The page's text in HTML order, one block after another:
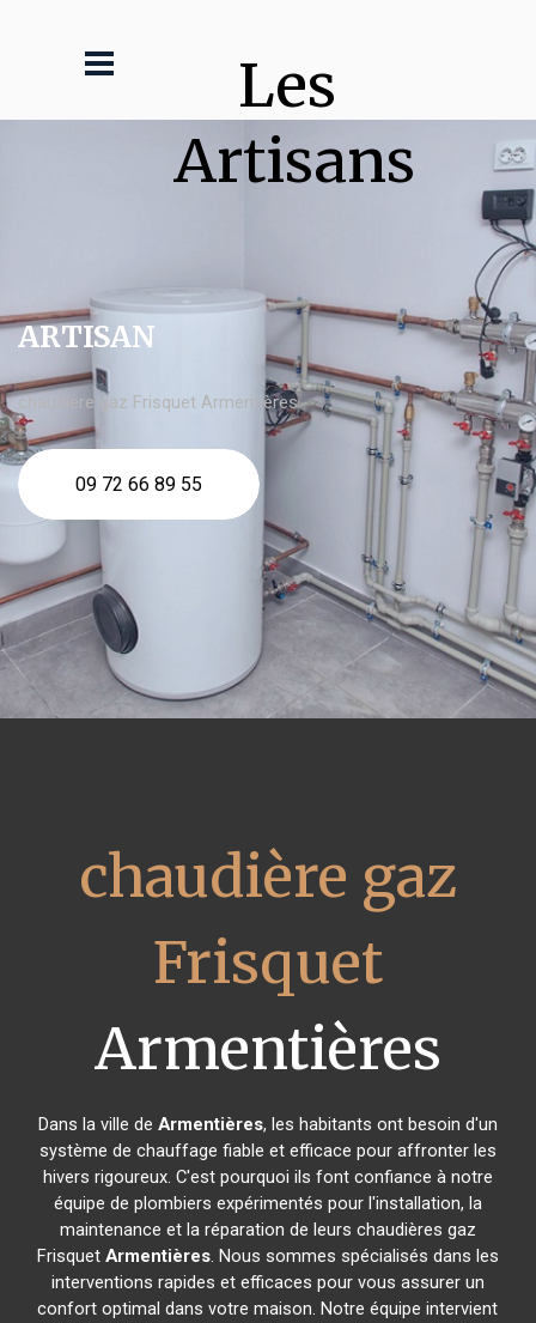
Les
Artisans
ARTISAN
chaudière gaz Frisquet Armentières
09 72 66 89 55
chaudière gaz
Frisquet
Armentières
Dans la ville de Armentières, les habitants ont besoin d'un
système de chauffage fiable et efficace pour affronter les
hivers rigoureux. C'est pourquoi ils font confiance à notre
équipe de plombiers expérimentés pour l'installation, la
maintenance et la réparation de leurs chaudières gaz
Frisquet Armentières. Nous sommes spécialisés dans les
interventions rapides et efficaces pour vous assurer un
confort optimal dans votre maison. Notre équipe intervient